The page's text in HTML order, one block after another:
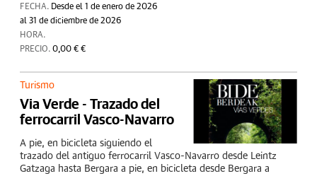
FECHA. Desde el 1 de enero de 2026
al 31 de diciembre de 2026
HORA.
PRECIO. 0,00 € €
Turismo
Via Verde - Trazado del
ferrocarril Vasco-Navarro
A pie, en bicicleta siguiendo el
trazado del antiguo ferrocarril Vasco-Navarro desde Leintz
Gatzaga hasta Bergara a pie, en bicicleta desde Bergara a